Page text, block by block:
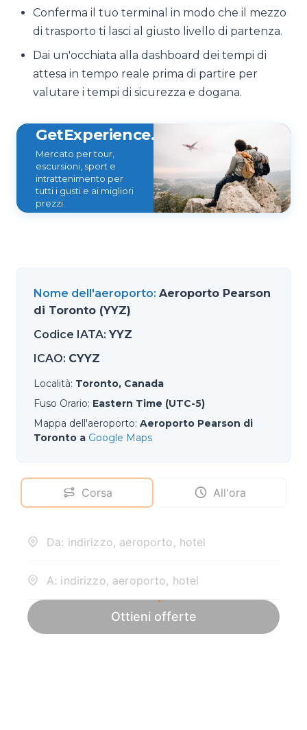
Conferma il tuo terminal in modo che il mezzo
di trasporto ti lasci al giusto livello di partenza.
Dai un'occhiata alla dashboard dei tempi di
attesa in tempo reale prima di partire per
valutare i tempi di sicurezza e dogana.
GetExperience.com
Mercato per tour,
escursioni, sport e
intrattenimento per
tutti i gusti e ai migliori
prezzi.
Nome dell'aeroporto: Aeroporto Pearson
di Toronto (YYZ)
Codice IATA: YYZ
ICAO: CYYZ
Località: Toronto, Canada
Fuso Orario: Eastern Time (UTC-5)
Mappa dell'aeroporto: Aeroporto Pearson di
Toronto a Google Maps